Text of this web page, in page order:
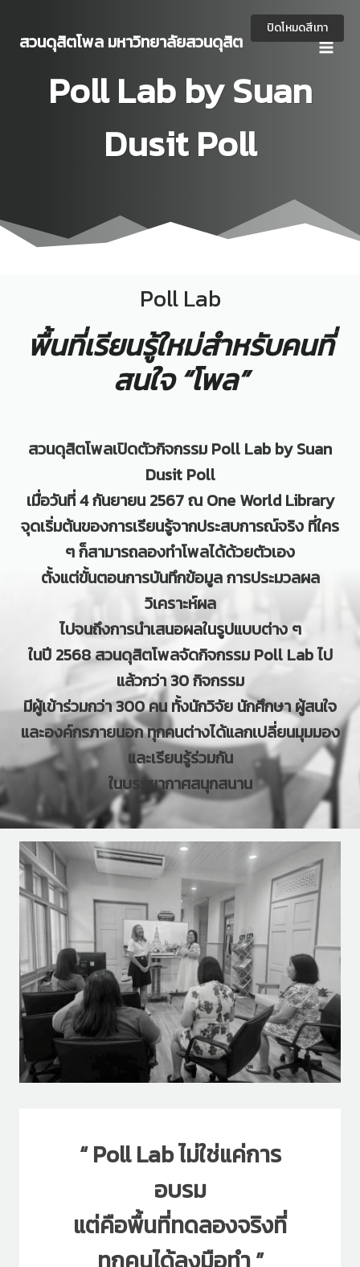
content
สวนดุสิตโพล มหาวิทยาลัยสวนดุสิต
Poll Lab by Suan
Dusit Poll
Poll Lab
พื้นที่เรียนรู้ใหม่สำหรับคนที่
สนใจ “โพล”
สวนดุสิตโพลเปิดตัวกิจกรรม Poll Lab by Suan
Dusit Poll
เมื่อวันที่ 4 กันยายน 2567 ณ One World Library
จุดเริ่มต้นของการเรียนรู้จากประสบการณ์จริง ที่ใคร
ๆ ก็สามารถลองทำโพลได้ด้วยตัวเอง
ตั้งแต่ขั้นตอนการบันทึกข้อมูล การประมวลผล
วิเคราะห์ผล
ไปจนถึงการนำเสนอผลในรูปแบบต่าง ๆ
ในปี 2568 สวนดุสิตโพลจัดกิจกรรม Poll Lab ไป
แล้วกว่า 30 กิจกรรม
มีผู้เข้าร่วมกว่า 300 คน ทั้งนักวิจัย นักศึกษา ผู้สนใจ
และองค์กรภายนอก ทุกคนต่างได้แลกเปลี่ยนมุมมอง
และเรียนรู้ร่วมกัน
ในบรรยากาศสนุกสนาน
“ Poll Lab ไม่ใช่แค่การ
อบรม
แต่คือพื้นที่ทดลองจริงที่
ปิดโหมดสีเทา